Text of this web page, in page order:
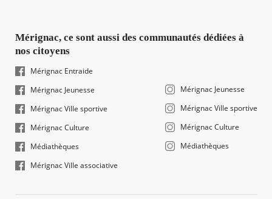
Mérignac, ce sont aussi des communautés dédiées à
nos citoyens
Mérignac Entraide
Mérignac Jeunesse
Mérignac Ville sportive
Mérignac Culture
Médiathèques
Mérignac Ville associative
Mérignac Jeunesse
Mérignac Ville sportive
Mérignac Culture
Médiathèques